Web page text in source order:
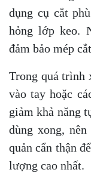
dụng cụ cắt
hỏng lớp keo.
đảm bảo mép
Trong quá trình
vào tay hoặc
giảm khả năng
dùng xong,
quản cẩn thận
lượng cao nhất.